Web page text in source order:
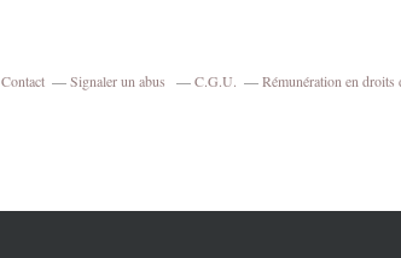
Contact Signaler un abus C.G.U. Rémunération en droits